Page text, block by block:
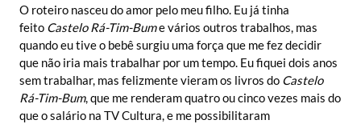
O roteiro nasceu do amor pelo meu filho. Eu já tinha
feito Castelo Rá-Tim-Bume vários outros trabalhos, mas
quando eu tive o bebê surgiu uma força que me fez decidir
que não iria mais trabalhar por um tempo. Eu fiquei dois anos
sem trabalhar, mas felizmente vieram os livros do Castelo
Rá-Tim-Bum, que me renderam quatro ou cinco vezes mais do
que o salário na TV Cultura, e me possibilitaram